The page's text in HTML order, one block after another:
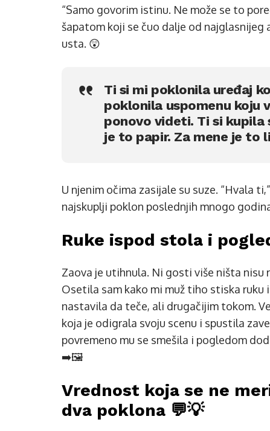
“Samo govorim istinu. Ne može se to
šapatom koji se čuo dalje od
usta. 😲
Ti si mi poklonila uređaj
poklonila uspomenu koju
ponovo videti. Ti si kupila
je to papir. Za mene je to
U njenim očima zasijale su suze. “Hvala
najskuplji poklon poslednjih mnogo
Ruke ispod stola i
Zaova je utihnula. Ni gosti više ništa
Osetila sam kako mi muž tiho stiska ruku
nastavila da teče, ali drugačijim tokom.
koja je odigrala svoju scenu i spustila
povremeno mu se smešila i pogledom
➡️🖼️
Vrednost koja se ne
dva poklona 💬💡